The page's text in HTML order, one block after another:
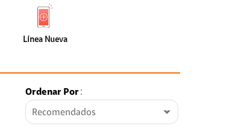
de
faceta
Línea Nueva
Nueva
(0)
Ordenar Por:
Recomendados